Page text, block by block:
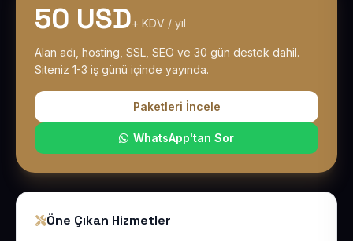
50 USD+ KDV / yıl
Alan adı, hosting, SSL, SEO ve 30 gün destek dahil.
Siteniz 1-3 iş günü içinde yayında.
Paketleri İncele
WhatsApp'tan Sor
Öne Çıkan Hizmetler